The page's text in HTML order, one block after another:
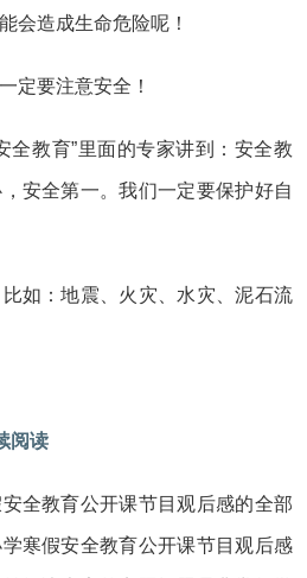
会造成生命危险呢！
定要注意安全！
全教育”里面的专家讲到：安全教
安全第一。我们一定要保护好自
如：地震、火灾、水灾、泥石流
阅读
全教育公开课节目观后感的全部
寒假安全教育公开课节目观后感